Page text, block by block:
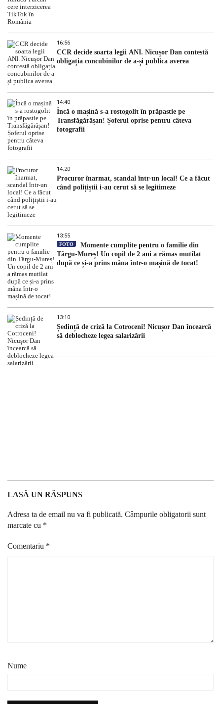
16:56
CCR decide soarta legii ANI. Nicușor Dan contestă
obligația concubinilor de a-și publica averea
14:40
Încă o mașină s-a rostogolit în prăpastie pe
Transfăgărășan! Șoferul oprise pentru câteva
fotografii
14:20
Procuror înarmat, scandal într-un local! Ce a făcut
când polițiștii i-au cerut să se legitimeze
13:55
FOTO
Momente cumplite pentru o familie din
Târgu-Mureș! Un copil de 2 ani a rămas mutilat
după ce și-a prins mâna într-o mașină de tocat!
13:10
Ședință de criză la Cotroceni! Nicușor Dan încearcă
să deblocheze legea salarizării
LASĂ UN RĂSPUNS
Adresa ta de email nu va fi publicată. Câmpurile obligatorii sunt
marcate cu *
Comentariu *
Nume